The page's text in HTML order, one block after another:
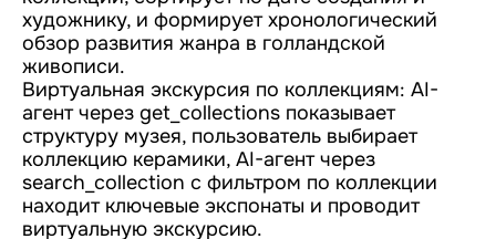
художнику, и формирует хронологический
обзор развития жанра в голландской
живописи.
Виртуальная экскурсия по коллекциям: AI-
агент через get_collections показывает
структуру музея, пользователь выбирает
коллекцию керамики, AI-агент через
search_collection с фильтром по коллекции
находит ключевые экспонаты и проводит
виртуальную экскурсию.